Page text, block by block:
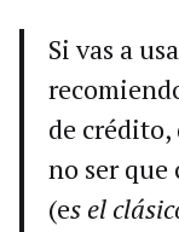
Si vas a
de
no ser que
(es el